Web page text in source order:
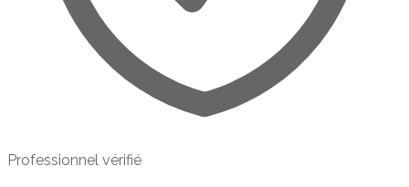
Professionnel vérifié